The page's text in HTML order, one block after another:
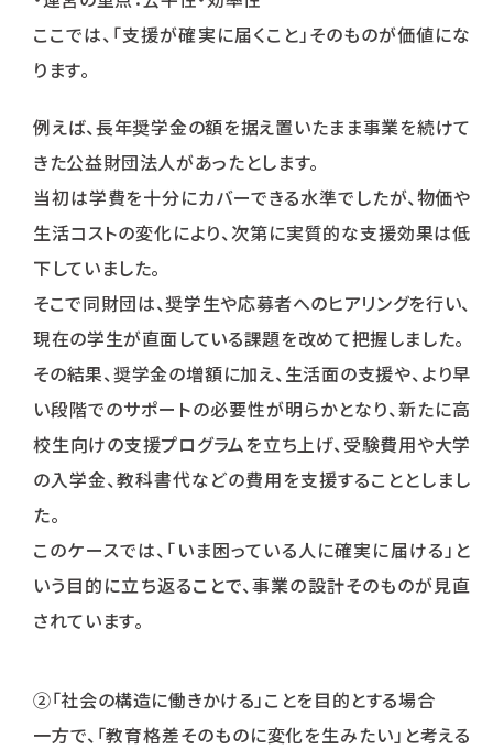
ここでは、「支援が確実に届くこと」そのものが価値にな
ります。
例えば、長年奨学金の額を据え置いたまま事業を続けて
きた公益財団法人があったとします。
当初は学費を十分にカバーできる水準でしたが、物価や
生活コストの変化により、次第に実質的な支援効果は低
下していました。
そこで同財団は、奨学生や応募者へのヒアリングを行い、
現在の学生が直面している課題を改めて把握しました。
その結果、奨学金の増額に加え、生活面の支援や、より早
い段階でのサポートの必要性が明らかとなり、新たに高
校生向けの支援プログラムを立ち上げ、受験費用や大学
の入学金、教科書代などの費用を支援することとしまし
た。
このケースでは、「いま困っている人に確実に届ける」と
いう目的に立ち返ることで、事業の設計そのものが見直
されています。
②「社会の構造に働きかける」ことを目的とする場合
一方で、「教育格差そのものに変化を生みたい」と考える